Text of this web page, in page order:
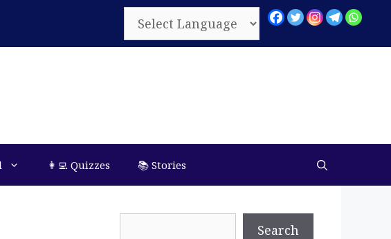
👩‍💻 Quizzes 📚 Stories
Search